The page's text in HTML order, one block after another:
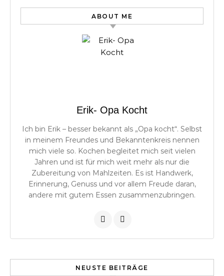
ABOUT ME
Erik- Opa Kocht
Ich bin Erik – besser bekannt als „Opa kocht“. Selbst
in meinem Freundes und Bekanntenkreis nennen
mich viele so. Kochen begleitet mich seit vielen
Jahren und ist für mich weit mehr als nur die
Zubereitung von Mahlzeiten. Es ist Handwerk,
Erinnerung, Genuss und vor allem Freude daran,
andere mit gutem Essen zusammenzubringen.
NEUSTE BEITRÄGE